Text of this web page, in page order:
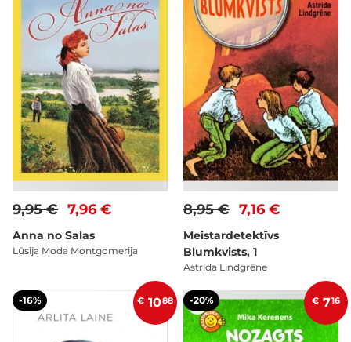
7,96 €
9,95 €
Anna no Salas
Lūsija Moda Montgomerija
7,16 €
8,95 €
Meistardetektīvs
Blumkvists, 1
Astrida Lindgrēne
-16% € 1088 -20% € 716